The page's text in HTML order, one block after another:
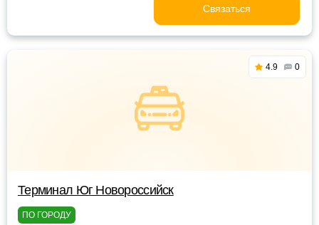
Связаться
4.9 0
Терминал Юг Новороссийск
ПО ГОРОДУ